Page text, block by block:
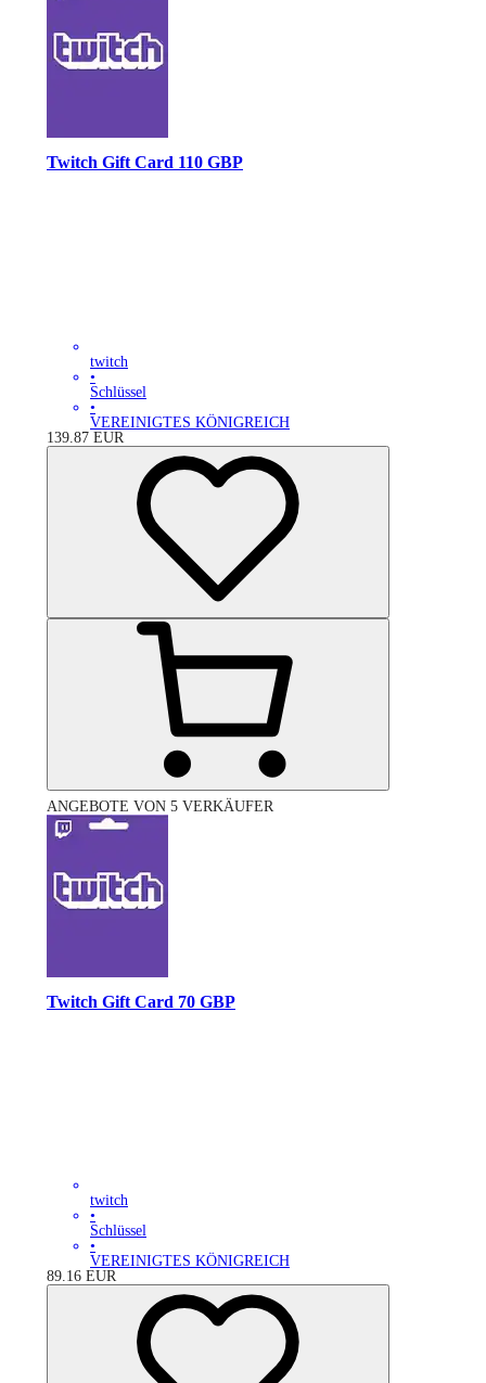
Twitch Gift Card 110 GBP
twitch
•
Schlüssel
•
VEREINIGTES KÖNIGREICH
139.87 EUR
ANGEBOTE VON 5 VERKÄUFER
Twitch Gift Card 70 GBP
twitch
•
Schlüssel
•
VEREINIGTES KÖNIGREICH
89.16 EUR